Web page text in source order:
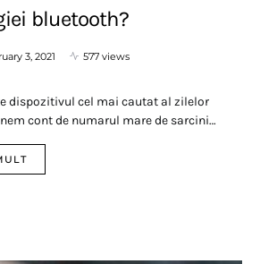
bluetooth?
3, 2021
577 views
dispozitivul cel mai cautat al zilelor
cont de numarul mare de sarcini…